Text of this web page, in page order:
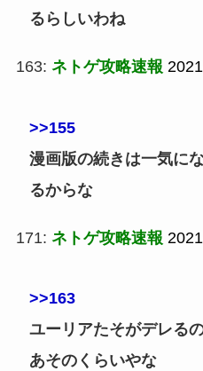
るらしいわね
163: ネトゲ攻略速報
>>155
漫画版の続きは一気に
るからな
171: ネトゲ攻略速報
>>163
ユーリアたそがデレる
あそのくらいやな